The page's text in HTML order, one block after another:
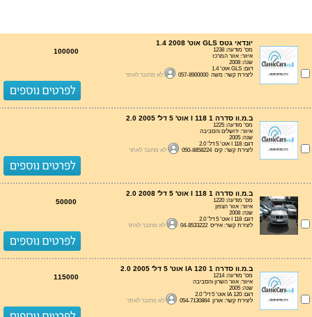
יונדאי גטס GLS אוט' 1.4 2008
מס' מודעה: 1238
איזור: אזור המרכז
שנה: 2008
דגם: GLS אוט' 1.4
ליצירת קשר: משה 057-8900000
לא מחובר לאתר
100000
ב.מ.וו סדרה 1 I 118 אוט' 5 דל' 2.0 2005
מס' מודעה: 1225
איזור: ירושלים והסביבה
שנה: 2005
דגם: I 118 אוט' 5 דל' 2.0
ליצירת קשר: קים 050-8858224
לא מחובר לאתר
ב.מ.וו סדרה 1 I 118 אוט' 5 דל' 2.0 2008
מס' מודעה: 1220
איזור: אזור הצפון
שנה: 2008
דגם: I 118 אוט' 5 דל' 2.0
ליצירת קשר: איריס 04-8533222
לא מחובר לאתר
50000
ב.מ.וו סדרה 1 IA 120 אוט' 5 דל' 2.0 2005
מס' מודעה: 1214
איזור: אזור השרון והסביבה
שנה: 2005
דגם: IA 120 אוט' 5 דל' 2.0
ליצירת קשר: אורון 054-7130864
לא מחובר לאתר
115000